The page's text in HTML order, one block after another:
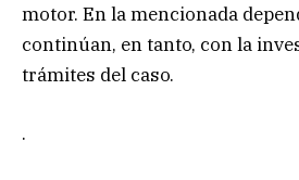
motor. En la mencionada
continúan, en tanto, con la
trámites del caso.
.